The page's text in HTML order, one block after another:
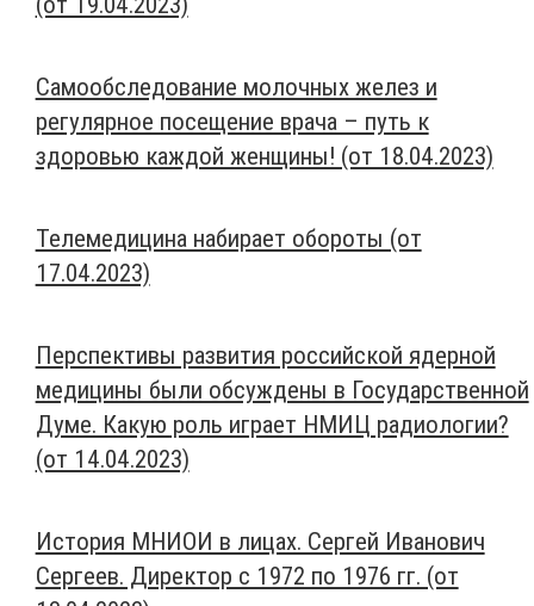
Самообследование молочных желез и
регулярное посещение врача – путь к
здоровью каждой женщины! (от 18.04.2023)
Телемедицина набирает обороты (от
17.04.2023)
Перспективы развития российской ядерной
медицины были обсуждены в Государственной
Думе. Какую роль играет НМИЦ радиологии?
(от 14.04.2023)
История МНИОИ в лицах. Сергей Иванович
Сергеев. Директор с 1972 по 1976 гг. (от